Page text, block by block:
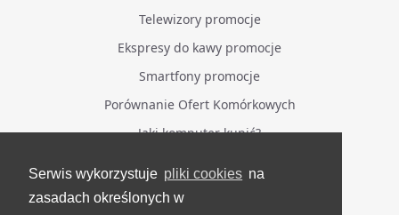
Serwis wykorzystuje pliki cookies na
zasadach określonych w
Telewizory promocje
Ekspresy do kawy promocje
Smartfony promocje
Porównanie Ofert Komórkowych
Jaki komputer kupić?
BĄDŹ NA BIEŻĄCO